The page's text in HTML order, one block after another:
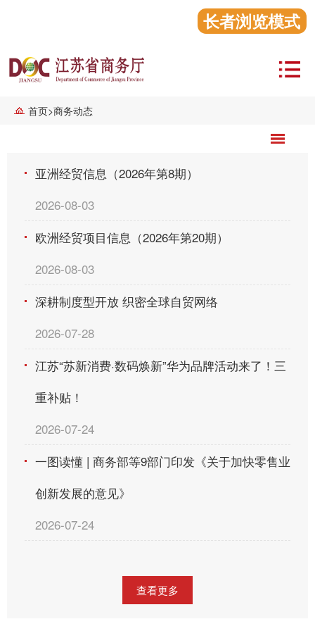
长者浏览模式
首页>商务动态
亚洲经贸信息（2026年第8期）
2026-08-03
欧洲经贸项目信息（2026年第20期）
2026-08-03
深耕制度型开放 织密全球自贸网络
2026-07-28
江苏“苏新消费·数码焕新”华为品牌活动来了！三
重补贴！
2026-07-24
一图读懂 | 商务部等9部门印发《关于加快零售业
创新发展的意见》
2026-07-24
查看更多